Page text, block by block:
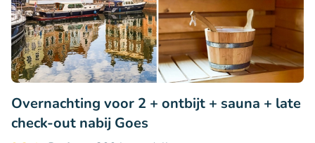
Overnachting voor 2 + ontbijt + sauna + late
check-out nabij Goes